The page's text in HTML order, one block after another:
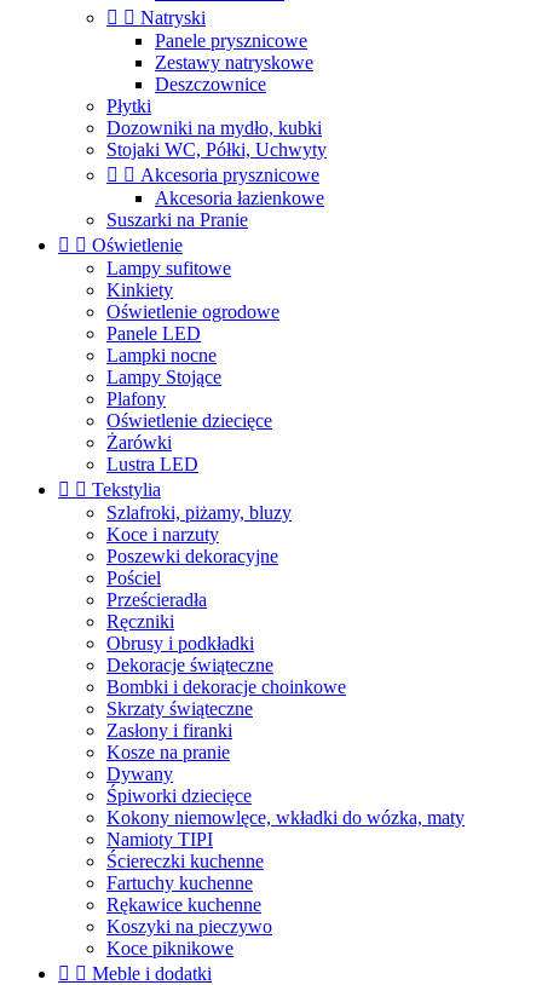
  Natryski
Panele prysznicowe
Zestawy natryskowe
Deszczownice
Płytki
Dozowniki na mydło, kubki
Stojaki WC, Półki, Uchwyty
  Akcesoria prysznicowe
Akcesoria łazienkowe
Suszarki na Pranie
  Oświetlenie
Lampy sufitowe
Kinkiety
Oświetlenie ogrodowe
Panele LED
Lampki nocne
Lampy Stojące
Plafony
Oświetlenie dziecięce
Żarówki
Lustra LED
  Tekstylia
Szlafroki, piżamy, bluzy
Koce i narzuty
Poszewki dekoracyjne
Pościel
Prześcieradła
Ręczniki
Obrusy i podkładki
Dekoracje świąteczne
Bombki i dekoracje choinkowe
Skrzaty świąteczne
Zasłony i firanki
Kosze na pranie
Dywany
Śpiworki dziecięce
Kokony niemowlęce, wkładki do wózka, maty
Namioty TIPI
Ściereczki kuchenne
Fartuchy kuchenne
Rękawice kuchenne
Koszyki na pieczywo
Koce piknikowe
  Meble i dodatki